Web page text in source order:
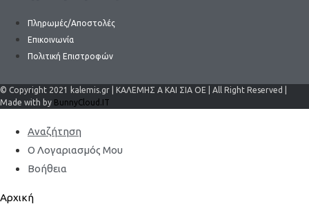
Πληρωμές/Αποστολές
Επικοινωνία
Πολιτική Επιστροφών
© Copyright 2021 kalemis.gr | ΚΑΛΕΜΗΣ Α ΚΑΙ ΣΙΑ ΟΕ | All Right Reserved |
Made with by BunnyCloud.IT
Αναζήτηση
Ο Λογαριασμός Μου
Βοήθεια
Αρχική